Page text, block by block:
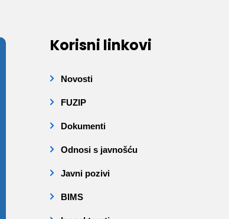
Korisni linkovi
Novosti
FUZIP
Dokumenti
Odnosi s javnošću
Javni pozivi
BIMS